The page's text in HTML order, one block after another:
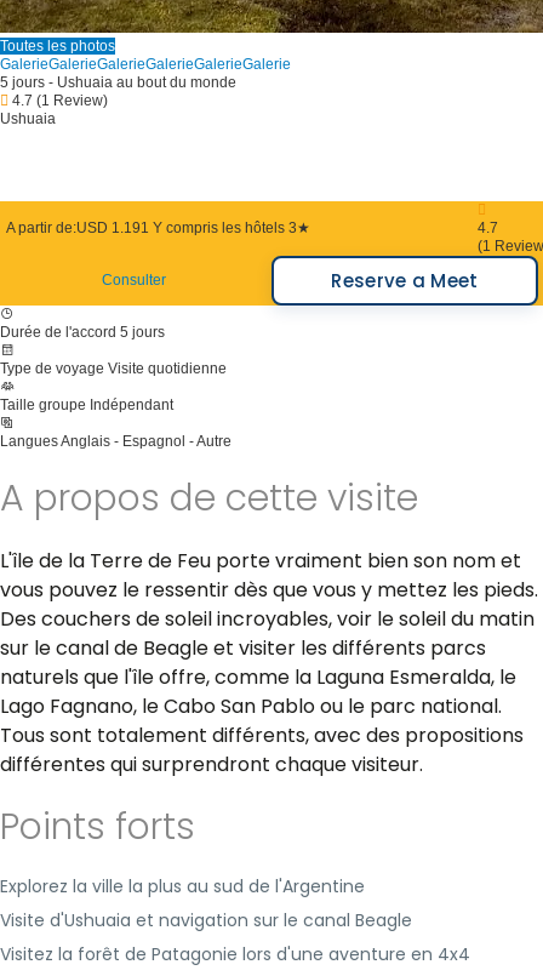
Toutes les photos
GalerieGalerieGalerieGalerieGalerieGalerie
5 jours - Ushuaia au bout du monde
4.7 (1 Review)
Ushuaia
A partir de:USD 1.191 Y compris les hôtels 3★
4.7
(1
Consulter
Reserve a Meet
Durée de l'accord 5 jours
Type de voyage Visite quotidienne
Taille groupe Indépendant
LanguesAnglais - Espagnol - Autre
A propos de cette visite
L'île de la Terre de Feu porte vraiment bien son nom et
vous pouvez le ressentir dès que vous y mettez les pieds.
Des couchers de soleil incroyables, voir le soleil du matin
sur le canal de Beagle et visiter les différents parcs
naturels que l'île offre, comme la Laguna Esmeralda, le
Lago Fagnano, le Cabo San Pablo ou le parc national.
Tous sont totalement différents, avec des propositions
différentes qui surprendront chaque visiteur.
Points forts
Explorez la ville la plus au sud de l'Argentine
Visite d'Ushuaia et navigation sur le canal Beagle
Visitez la forêt de Patagonie lors d'une aventure en 4x4